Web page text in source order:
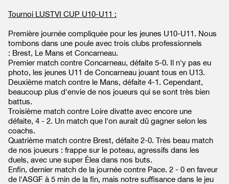
Tournoi LUSTVI CUP U10-U11 :
Première journée compliquée pour les jeunes U10-U11. Nous
tombons dans une poule avec trois clubs professionnels
: Brest, Le Mans et Concarneau.
Premier match contre Concarneau, défaite 5-0. Il n'y pas eu
photo, les jeunes U11 de Concarneau jouant tous en U13.
Deuxième match contre le Mans, défaite 4-1. Cependant,
beaucoup plus d'envie de nos joueurs qui se sont très bien
battus.
Troisième match contre Loire divatte avec encore une
défaite, 4 - 2. Un match que l'on aurait dû gagner selon les
coachs.
Quatrième match contre Brest, défaite 2-0. Très beau match
de nos joueurs : frappe sur le poteau, agressifs dans les
duels, avec une super Élea dans nos buts.
Enfin, dernier match de la journée contre Pace. 2 - 0 en faveur
de l'ASGF à 5 min de la fin, mais notre suffisance dans le jeu